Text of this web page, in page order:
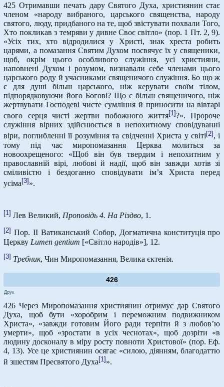
425 Отримавши печать дару Святого Духа, християнин стає
членом «народу вибраного, царського священства, народу
святого, люду, придбаного на те, щоб звістувати похвали Того,
Хто покликав з темряви у дивне Своє світло» (пор. 1 Пт. 2, 9).
«Усіх тих, хто відродилися у Христі, знак хреста робить
царями, а помазання Святим Духом посвячує їх у священики,
щоб, окрім цього особливого служіння, усі християни,
наповнені Духом і розумом, визнавали себе членами цього
царського роду й учасниками священичого служіння. Бо що ж
є для душі більш царського, ніж керувати своїм тілом,
підпорядковуючи його Богові? Що є більш священичого, ніж
жертвувати Господеві чисте сумління й приносити на вівтарі
свого серця чисті жертви побожного життя[1]?». Пророче
служіння вірних здійснюється в непохитному сповідуванні
віри, поглибленні її розуміння та свідченні Христа у світі[2], і
тому під час миропомазання Церква молиться за
новоохрещеного: «Щоб він був твердим і непохитним у
православній вірі, любові й надії, щоб він завжди хотів зі
сміливістю і бездоганно сповідувати ім’я Христа перед
усіма[3]».
[1] Лев Великий, Проповідь 4. На Різдво, 1.
[2] Пор. ІІ Ватиканський Собор, Догматична конституція про
Церкву Lumen gentium [«Світло народів»], 12.
[3] Требник, Чин Миропомазання, Велика єктенія.
426
Друк
426 Через Миропомазання християнин отримує дар Святого
Духа, щоб бути «хоробрим і переможним подвижником
Христа», «завжди готовим Його ради терпіти й з любов’ю
умерти», щоб «зростати в усіх чеснотах», щоб дозріти «в
людину досконалу в міру росту повноти Христової» (пор. Еф.
4, 13). Усе це християнин осягає «силою, діянням, благодаттю
й зшестям Пресвятого Духа [1] ».